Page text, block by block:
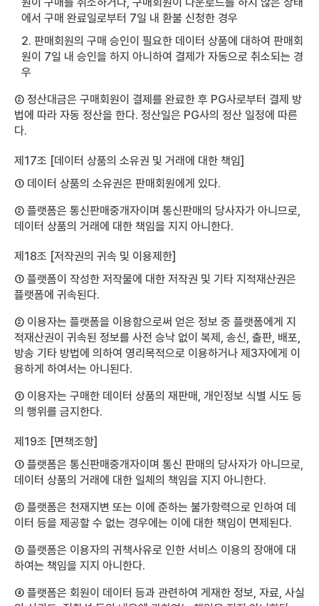
에서 구매 완료일로부터 7일 내 환불 신청한 경우
2. 판매회원의 구매 승인이 필요한 데이터 상품에 대하여 판매회
원이 7일 내 승인을 하지 아니하여 결제가 자동으로 취소되는 경
우
② 정산대금은 구매회원이 결제를 완료한 후 PG사로부터 결제 방
법에 따라 자동 정산을 한다. 정산일은 PG사의 정산 일정에 따른
다.
제17조 [데이터 상품의 소유권 및 거래에 대한 책임]
① 데이터 상품의 소유권은 판매회원에게 있다.
② 플랫폼은 통신판매중개자이며 통신판매의 당사자가 아니므로,
데이터 상품의 거래에 대한 책임을 지지 아니한다.
제18조 [저작권의 귀속 및 이용제한]
① 플랫폼이 작성한 저작물에 대한 저작권 및 기타 지적재산권은
플랫폼에 귀속된다.
② 이용자는 플랫폼을 이용함으로써 얻은 정보 중 플랫폼에게 지
적재산권이 귀속된 정보를 사전 승낙 없이 복제, 송신, 출판, 배포,
방송 기타 방법에 의하여 영리목적으로 이용하거나 제3자에게 이
용하게 하여서는 아니된다.
③ 이용자는 구매한 데이터 상품의 재판매, 개인정보 식별 시도 등
의 행위를 금지한다.
제19조 [면책조항]
① 플랫폼은 통신판매중개자이며 통신 판매의 당사자가 아니므로,
데이터 상품의 거래에 대한 일체의 책임을 지지 아니한다.
② 플랫폼은 천재지변 또는 이에 준하는 불가항력으로 인하여 데
이터 등을 제공할 수 없는 경우에는 이에 대한 책임이 면제된다.
③ 플랫폼은 이용자의 귀책사유로 인한 서비스 이용의 장애에 대
하여는 책임을 지지 아니한다.
④ 플랫폼은 회원이 데이터 등과 관련하여 게재한 정보, 자료, 사실